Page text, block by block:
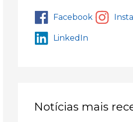
Facebook
LinkedIn
Notícias mais